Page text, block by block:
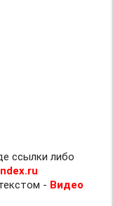
ссылки либо
- Видео